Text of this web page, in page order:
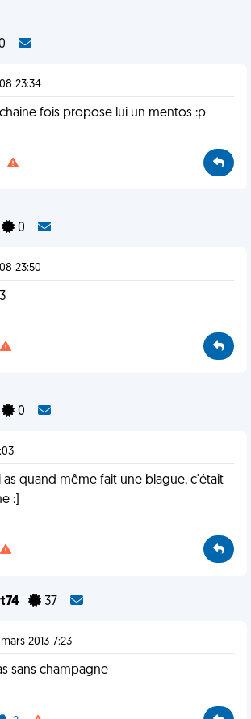
23:34
fois propose lui un mentos :p
0
23:50
0
as quand même fait une blague, c'était
:]
37
2013 7:23
sans champagne